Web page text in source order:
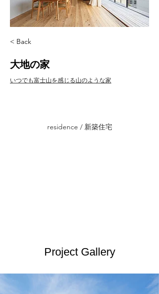
< Back
大地の家
いつでも富士山を感じる山のような家
residence / 新築住宅
Project Gallery